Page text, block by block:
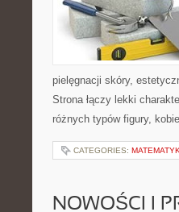
pielęgnacji skóry,
Strona łączy lekki
różnych typów figury,
CATEGORIES:
NOWOŚCI I